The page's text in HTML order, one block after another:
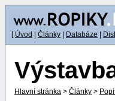
[ Úvod Články Databáze
Hlavní stránka > Články >